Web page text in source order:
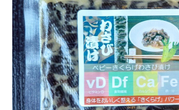
の
葉
う
ち
わ」
ベ
わ
さ
び
漬
け
（150g）